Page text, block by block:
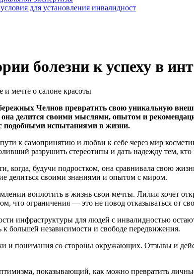
для установления инвалидност
болезни к успеху в
Челнов превратить свою уникальную
делится своими мыслями, опытом и
подобными испытаниями в жизни.
к самопринятию и любви к себе через мир
разрушить стереотипы и дать надежду тем, кто
когда, будучи подростком, она сравнивала свою
делиться своими знаниями и опытом с миром.
воплотить в жизнь свои мечты. Лилия хочет
что ограничения — это не повод отказываться от
инфраструктуры для людей с инвалидностью
большей независимости и свободе передвижения.
и понимания со стороны окружающих. Отзывы и
показывающий, как можно превратить